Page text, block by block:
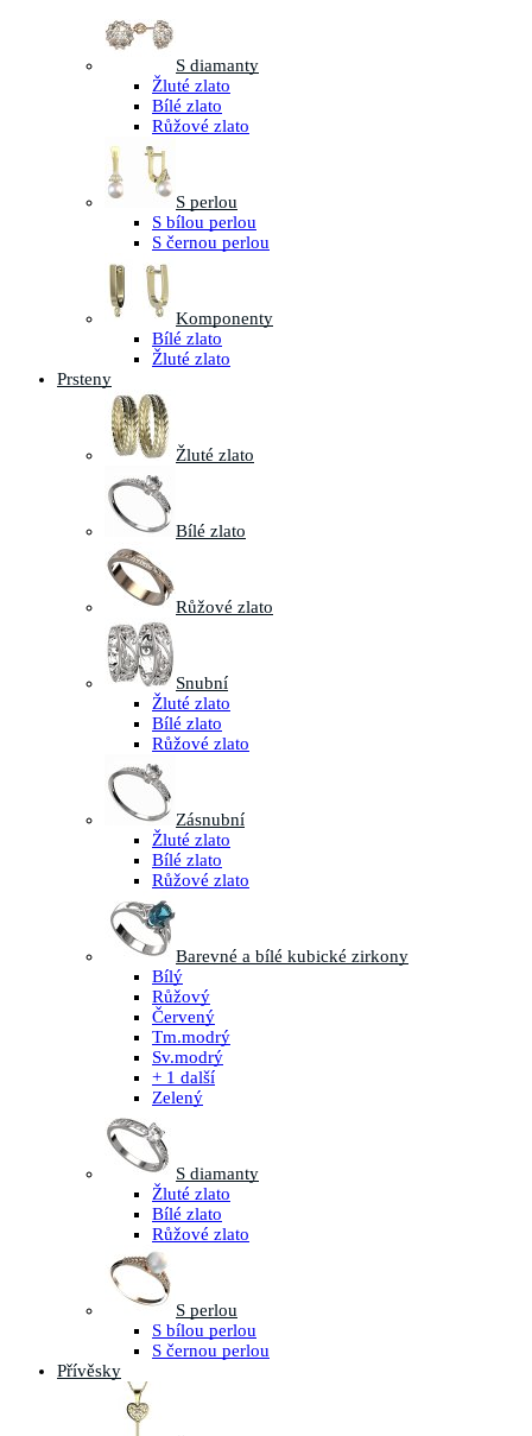
S diamanty
Žluté zlato
Bílé zlato
Růžové zlato
S perlou
S bílou perlou
S černou perlou
Komponenty
Bílé zlato
Žluté zlato
Prsteny
Žluté zlato
Bílé zlato
Růžové zlato
Snubní
Žluté zlato
Bílé zlato
Růžové zlato
Zásnubní
Žluté zlato
Bílé zlato
Růžové zlato
Barevné a bílé kubické zirkony
Bílý
Růžový
Červený
Tm.modrý
Sv.modrý
+ 1 další
Zelený
S diamanty
Žluté zlato
Bílé zlato
Růžové zlato
S perlou
S bílou perlou
S černou perlou
Přívěsky